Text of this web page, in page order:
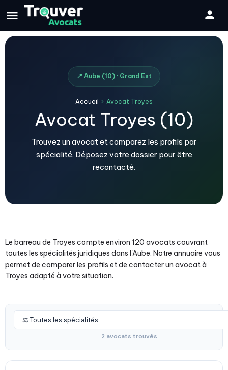
📍 Aube (10) · Grand Est
Accueil › Avocat Troyes
Avocat Troyes (10)
Trouvez un avocat et comparez les profils par
spécialité. Déposez votre dossier pour être
recontacté.
Le barreau de Troyes compte environ 120 avocats couvrant
toutes les spécialités juridiques dans l'Aube. Notre annuaire vous
permet de comparer les profils et de contacter un avocat à
Troyes adapté à votre situation.
2 avocats trouvés